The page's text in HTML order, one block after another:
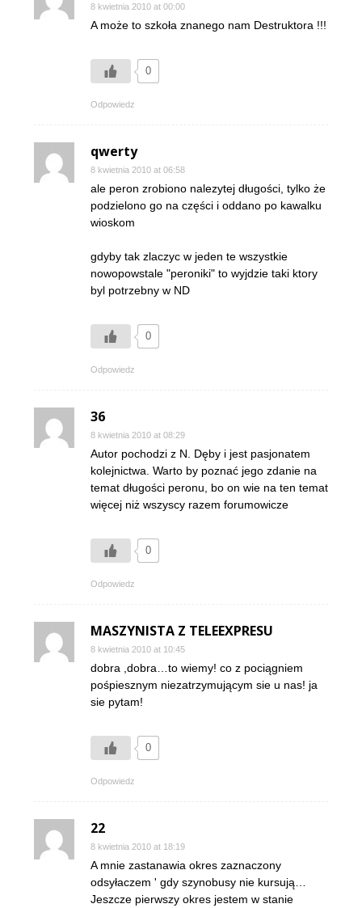
8 kwietnia 2010 at 00:00
A może to szkoła znanego nam Destruktora !!!
0
Odpowiedz
qwerty
8 kwietnia 2010 at 06:58
ale peron zrobiono nalezytej długości, tylko że
podzielono go na części i oddano po kawalku
wioskom
gdyby tak zlaczyc w jeden te wszystkie
nowopowstale "peroniki" to wyjdzie taki ktory
byl potrzebny w ND
0
Odpowiedz
36
8 kwietnia 2010 at 08:29
Autor pochodzi z N. Dęby i jest pasjonatem
kolejnictwa. Warto by poznać jego zdanie na
temat długości peronu, bo on wie na ten temat
więcej niż wszyscy razem forumowicze
0
Odpowiedz
MASZYNISTA Z TELEEXPRESU
8 kwietnia 2010 at 10:45
dobra ,dobra…to wiemy! co z pociągniem
pośpiesznym niezatrzymującym sie u nas! ja
sie pytam!
0
Odpowiedz
22
8 kwietnia 2010 at 18:19
A mnie zastanawia okres zaznaczony
odsyłaczem ' gdy szynobusy nie kursują…
Jeszcze pierwszy okres jestem w stanie